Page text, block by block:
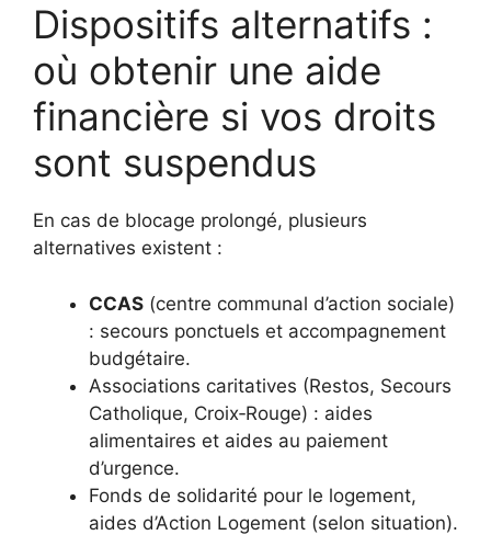
Dispositifs alternatifs :
où obtenir une aide
financière si vos droits
sont suspendus
En cas de blocage prolongé, plusieurs
alternatives existent :
CCAS (centre communal d’action sociale)
: secours ponctuels et accompagnement
budgétaire.
Associations caritatives (Restos, Secours
Catholique, Croix‑Rouge) : aides
alimentaires et aides au paiement
d’urgence.
Fonds de solidarité pour le logement,
aides d’Action Logement (selon situation).